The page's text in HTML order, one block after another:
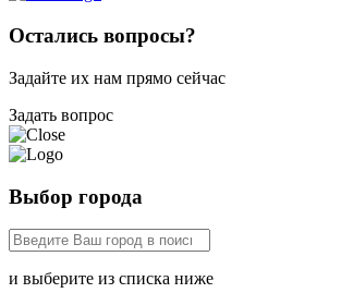
Остались вопросы?
Задайте их нам прямо сейчас
Задать вопрос
Выбор города
и выберите из списка ниже